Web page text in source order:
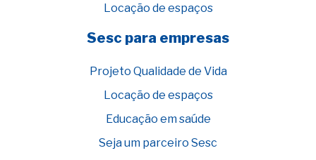
Locação de espaços
Sesc para empresas
Projeto Qualidade de Vida
Locação de espaços
Educação em saúde
Seja um parceiro Sesc